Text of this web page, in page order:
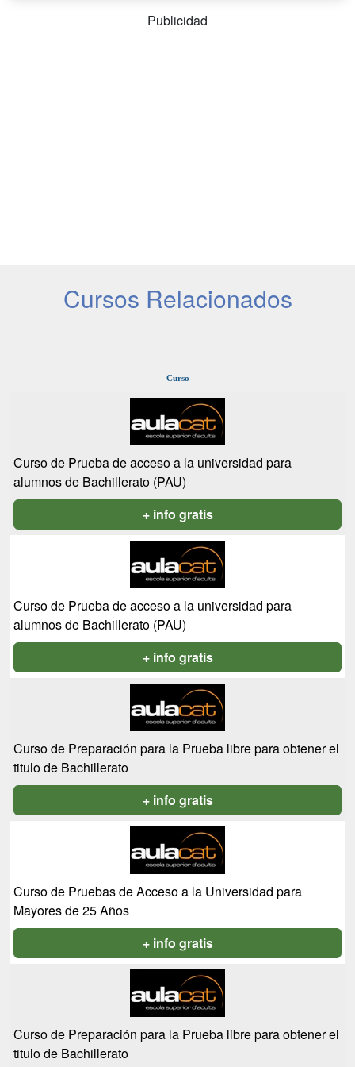
Publicidad
Cursos Relacionados
Curso
Curso de Prueba de acceso a la universidad para
alumnos de Bachillerato (PAU)
+ info gratis
Curso de Prueba de acceso a la universidad para
alumnos de Bachillerato (PAU)
+ info gratis
Curso de Preparación para la Prueba libre para obtener el
titulo de Bachillerato
+ info gratis
Curso de Pruebas de Acceso a la Universidad para
Mayores de 25 Años
+ info gratis
Curso de Preparación para la Prueba libre para obtener el
titulo de Bachillerato